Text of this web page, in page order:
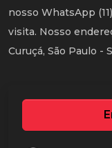
nosso WhatsApp
visita. Nosso
Curuçá, São Paulo -